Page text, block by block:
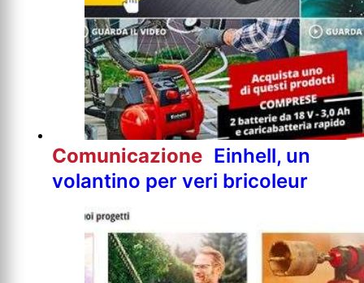
Comunicazione Einhell, un
volantino per veri bricoleur